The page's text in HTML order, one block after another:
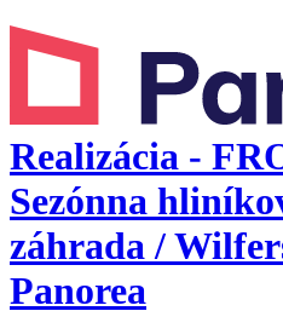
Realizácia -
Sezónna
záhrada /
Panorea